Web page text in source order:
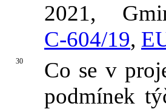
2021,
C‑604/19,
30
Co se v
podmínek